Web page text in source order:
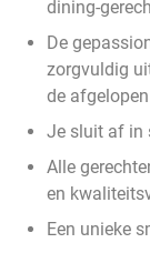
dining-
De
zorgvuldig
de
Je sluit af in
Alle
en
Een unieke